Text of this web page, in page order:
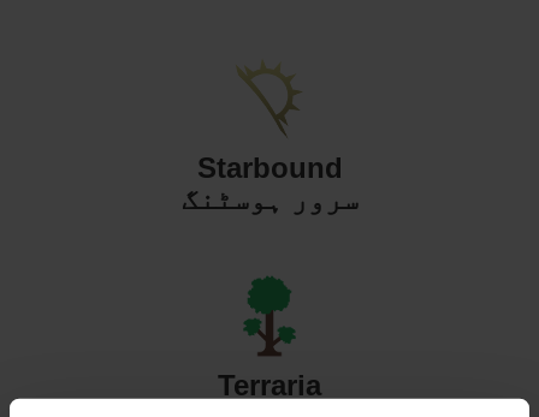
Starbound
سرور ہوسٹنگ
Terraria